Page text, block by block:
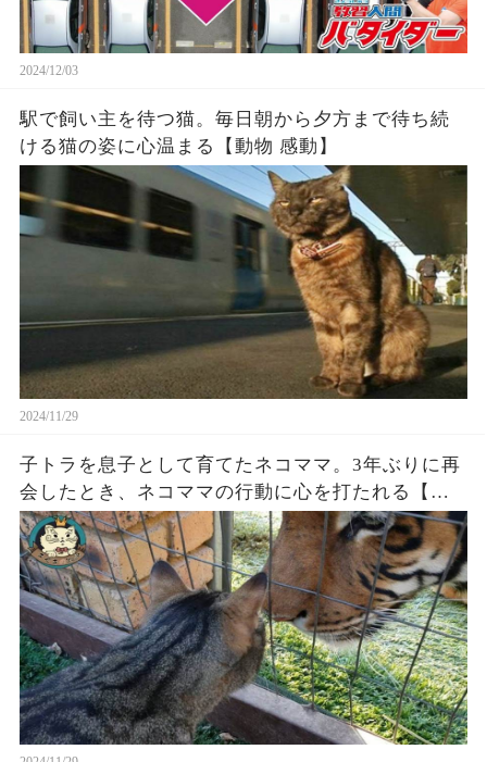
2024/12/03
駅で飼い主を待つ猫。毎日朝から夕方まで待ち続
ける猫の姿に心温まる【動物 感動】
2024/11/29
子トラを息子として育てたネコママ。3年ぶりに再
会したとき、ネコママの行動に心を打たれる【感
動】